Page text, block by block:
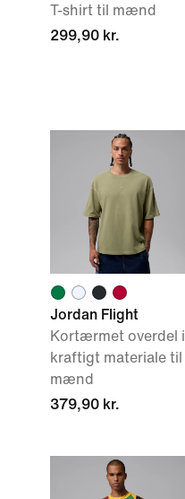
T-shirt til mænd
299,90 kr.
Jordan Flight
Kortærmet overdel i
kraftigt materiale til
mænd
379,90 kr.